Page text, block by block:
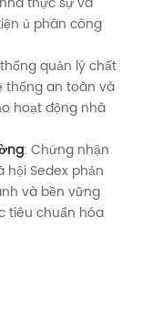
ủ phân công
quản lý chất
thống an toàn và
hoạt động nhà
: Chứng nhận
hội Sedex phản
và bền vững
tiêu chuẩn hóa